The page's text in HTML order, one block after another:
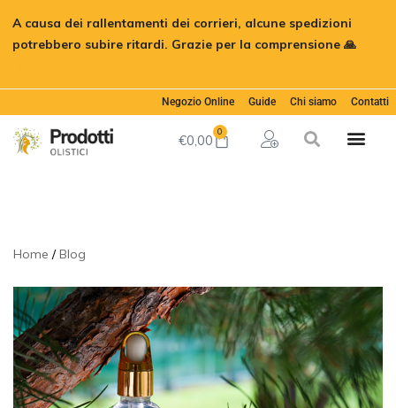
A causa dei rallentamenti dei corrieri, alcune spedizioni
potrebbero subire ritardi. Grazie per la comprensione 🙏
Negozio Online Guide Chi siamo Contatti
€0,00 0
Home Blog